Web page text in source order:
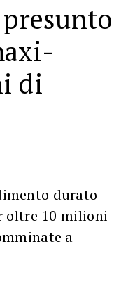
di
durato
oltre 10 milioni
a